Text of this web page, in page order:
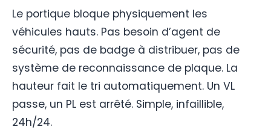
Le portique bloque physiquement les
véhicules hauts. Pas besoin d’agent de
sécurité, pas de badge à distribuer, pas de
système de reconnaissance de plaque. La
hauteur fait le tri automatiquement. Un VL
passe, un PL est arrêté. Simple, infaillible,
24h/24.